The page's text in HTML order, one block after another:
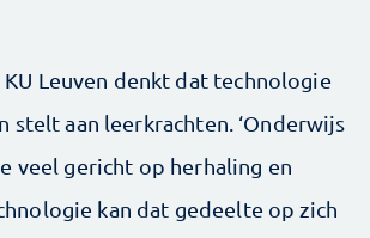
Leuven denkt dat technologie
stelt aan leerkrachten. ‘Onderwijs
veel gericht op herhaling en
kan dat gedeelte op zich